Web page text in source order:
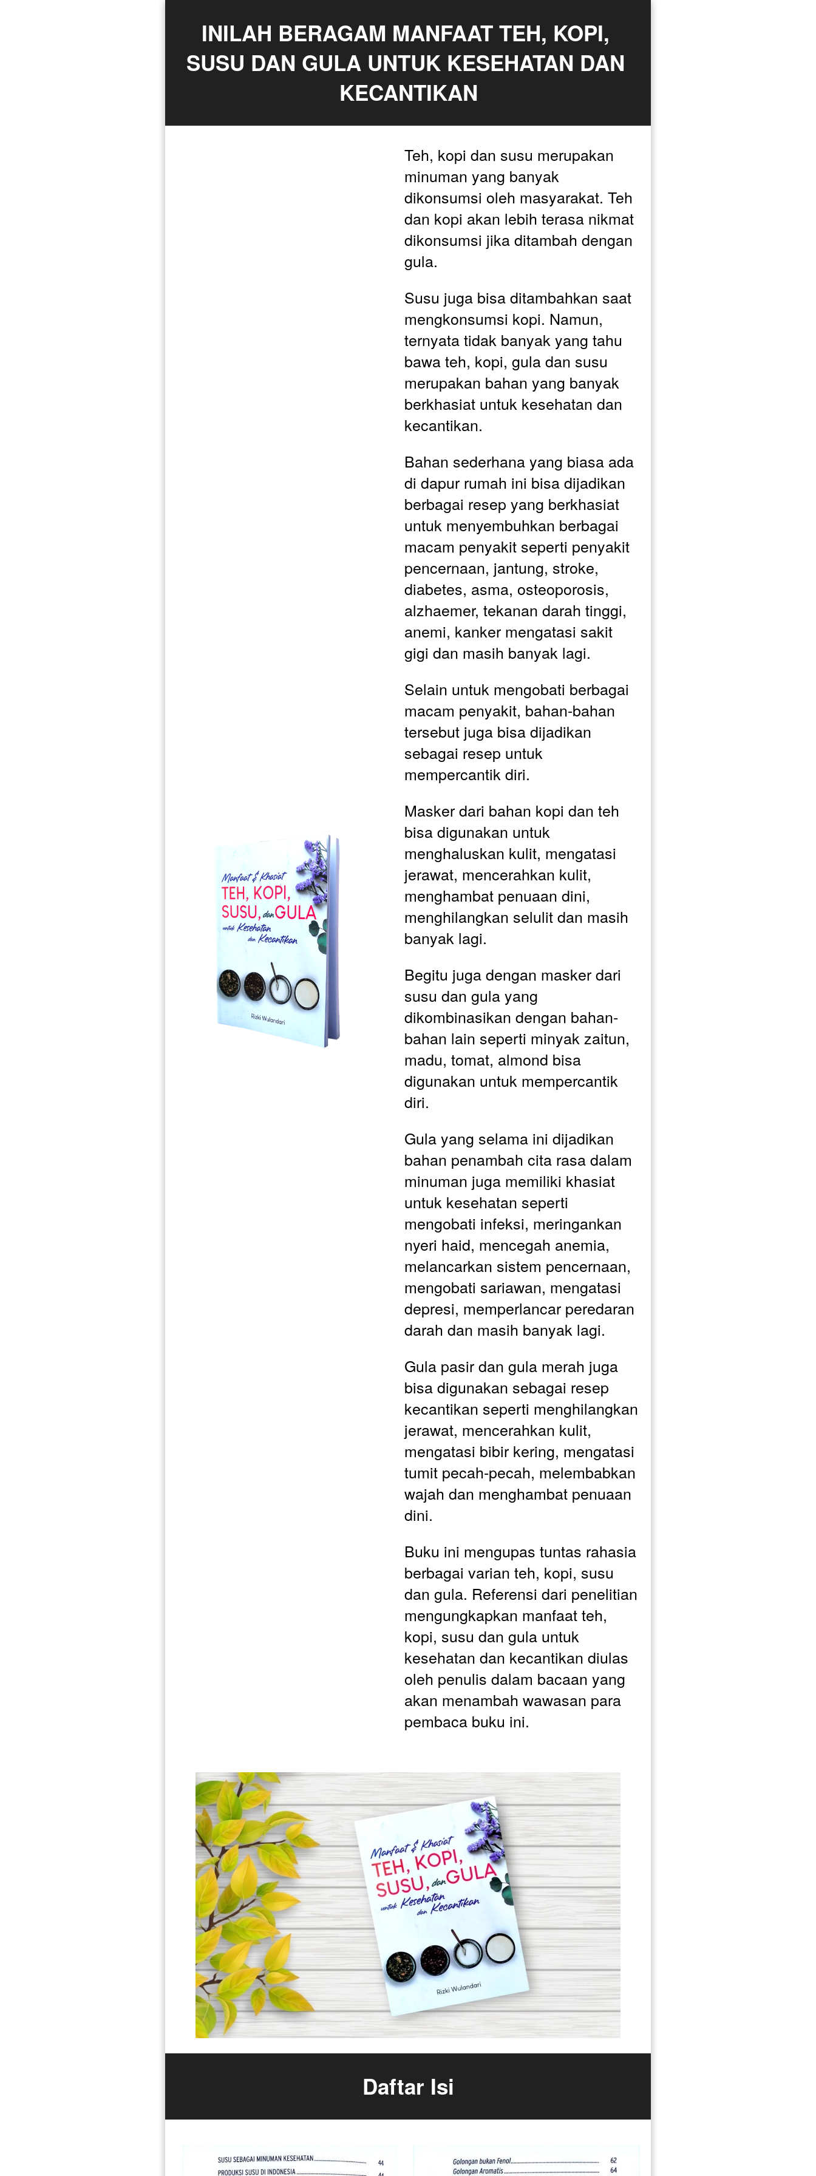
INILAH BERAGAM MANFAAT TEH, KOPI,
SUSU DAN GULA UNTUK KESEHATAN DAN
KECANTIKAN
Teh, kopi dan susu merupakan
minuman yang banyak
dikonsumsi oleh masyarakat. Teh
dan kopi akan lebih terasa nikmat
dikonsumsi jika ditambah dengan
gula.
Susu juga bisa ditambahkan saat
mengkonsumsi kopi. Namun,
ternyata tidak banyak yang tahu
bawa teh, kopi, gula dan susu
merupakan bahan yang banyak
berkhasiat untuk kesehatan dan
kecantikan.
Bahan sederhana yang biasa ada
di dapur rumah ini bisa dijadikan
berbagai resep yang berkhasiat
untuk menyembuhkan berbagai
macam penyakit seperti penyakit
pencernaan, jantung, stroke,
diabetes, asma, osteoporosis,
alzhaemer, tekanan darah tinggi,
anemi, kanker mengatasi sakit
gigi dan masih banyak lagi.
Selain untuk mengobati berbagai
macam penyakit, bahan-bahan
tersebut juga bisa dijadikan
sebagai resep untuk
mempercantik diri.
Masker dari bahan kopi dan teh
bisa digunakan untuk
menghaluskan kulit, mengatasi
jerawat, mencerahkan kulit,
menghambat penuaan dini,
menghilangkan selulit dan masih
banyak lagi.
Begitu juga dengan masker dari
susu dan gula yang
dikombinasikan dengan bahan-
bahan lain seperti minyak zaitun,
madu, tomat, almond bisa
digunakan untuk mempercantik
diri.
Gula yang selama ini dijadikan
bahan penambah cita rasa dalam
minuman juga memiliki khasiat
untuk kesehatan seperti
mengobati infeksi, meringankan
nyeri haid, mencegah anemia,
melancarkan sistem pencernaan,
mengobati sariawan, mengatasi
depresi, memperlancar peredaran
darah dan masih banyak lagi.
Gula pasir dan gula merah juga
bisa digunakan sebagai resep
kecantikan seperti menghilangkan
jerawat, mencerahkan kulit,
mengatasi bibir kering, mengatasi
tumit pecah-pecah, melembabkan
wajah dan menghambat penuaan
dini.
Buku ini mengupas tuntas rahasia
berbagai varian teh, kopi, susu
dan gula. Referensi dari penelitian
mengungkapkan manfaat teh,
kopi, susu dan gula untuk
kesehatan dan kecantikan diulas
oleh penulis dalam bacaan yang
akan menambah wawasan para
pembaca buku ini.
Daftar Isi